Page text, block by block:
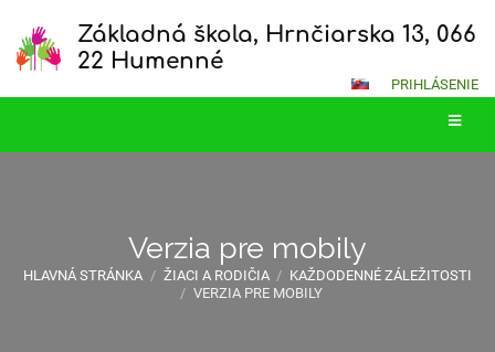
Základná škola, Hrnčiarska 13, 066
22 Humenné
PRIHLÁSENIE
Verzia pre mobily
HLAVNÁ STRÁNKA / ŽIACI A RODIČIA / KAŽDODENNÉ ZÁLEŽITOSTI
/ VERZIA PRE MOBILY